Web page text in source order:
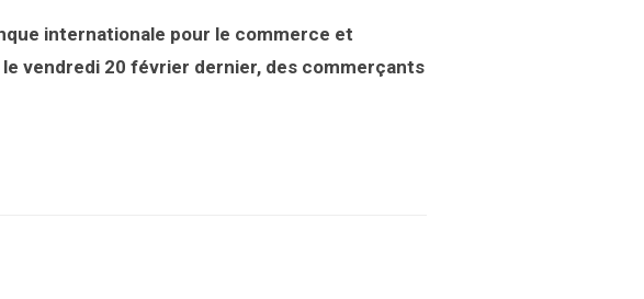
internationale pour le commerce et
vendredi 20 février dernier, des commerçants